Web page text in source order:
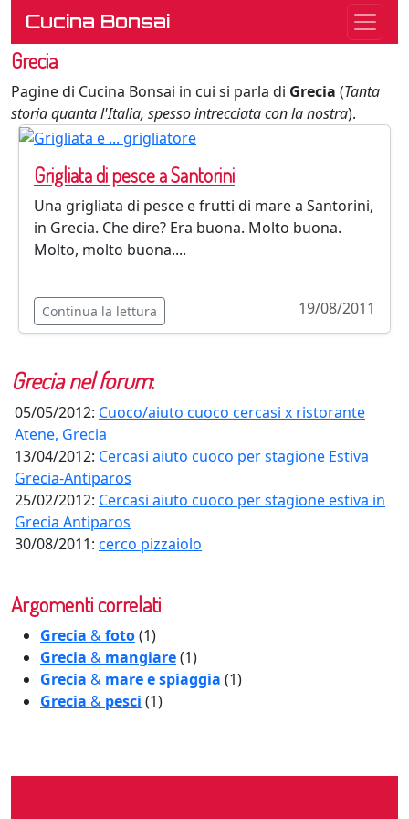
Cucina Bonsai
Grecia
Pagine di Cucina Bonsai in cui si parla di Grecia (Tanta
storia quanta l'Italia, spesso intrecciata con la nostra).
Grigliata di pesce a Santorini
Una grigliata di pesce e frutti di mare a Santorini,
in Grecia. Che dire? Era buona. Molto buona.
Molto, molto buona....
Continua la lettura 19/08/2011
Grecianel forum:
05/05/2012: Cuoco/aiuto cuoco cercasi x ristorante
Atene, Grecia
13/04/2012: Cercasi aiuto cuoco per stagione Estiva
Grecia-Antiparos
25/02/2012: Cercasi aiuto cuoco per stagione estiva in
Grecia Antiparos
30/08/2011: cerco pizzaiolo
Argomenti correlati
Grecia &foto(1)
Grecia & mangiare(1)
Grecia & mare e spiaggia (1)
Grecia & pesci (1)